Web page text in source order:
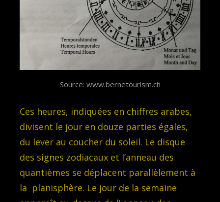
Source: www.bernetourism.ch
Ces heures, indiquées en chiffres arabes,
divisent le jour en douze parties égales,
du lever au coucher du soleil. Le disque
des signes zodiacaux et l’anneau des
quantièmes se déplacent parallèlement à
la planisphère. Le jour de la semaine